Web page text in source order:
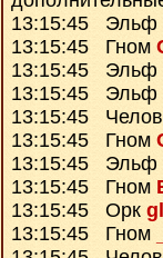
13:15:45 Эльф
13:15:45 Гном
13:15:45 Эльф
13:15:45 Эльф
13:15:45
13:15:45 Гном
13:15:45 Эльф
13:15:45 Гном
13:15:45 Орк
13:15:45 Гном